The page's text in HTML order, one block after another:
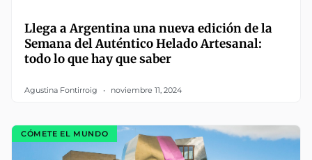
Llega a Argentina una nueva edición de la
Semana del Auténtico Helado Artesanal:
todo lo que hay que saber
Agustina Fontirroig noviembre 11, 2024
CÓMETE EL MUNDO